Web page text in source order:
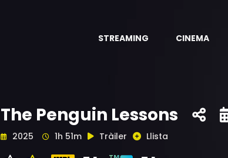
STREAMING CINEMA
The Penguin Lessons
2025 1h 51m Tràiler Llista